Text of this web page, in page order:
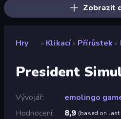
Zobrazit
Hry » Klikací » Přírůstek »
President
Vývojář
emolingo
Hodnocení
8,9 (based on last